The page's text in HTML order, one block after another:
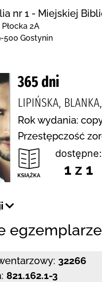
nr 1 - Miejskiej
Płocka 2A
500 Gostynin
365 dni
LIPIŃSKA,
Rok wydania:
Przestępczość
dostępne:
1 z 1
egzemplarze
32266
821.162.1-3